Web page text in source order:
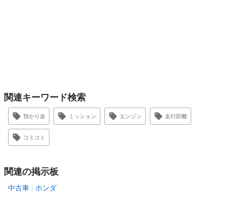
関連キーワード検索
預かり金 ミッション エンジン 走行距離
コミコミ
関連の掲示板
中古車 ホンダ